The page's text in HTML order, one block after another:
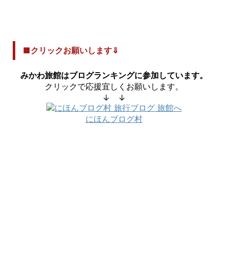
■クリックお願いします⇓
みかわ旅館はブログランキングに参加しています。
クリックで応援宜しくお願いします。
↓ ↓
にほんブログ村